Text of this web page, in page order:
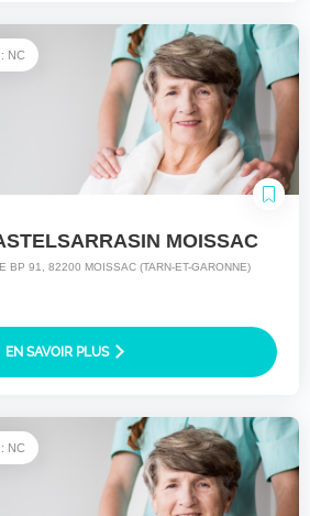
NC
MOISSAC
BP 91, 82200 MOISSAC (TARN-ET-GARONNE)
EN SAVOIR PLUS
NC